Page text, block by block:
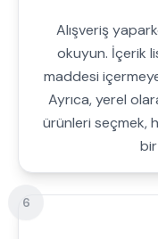
Alışveriş
okuyun. İçerik
maddesi
Ayrıca, yerel
ürünleri seçmek,
6